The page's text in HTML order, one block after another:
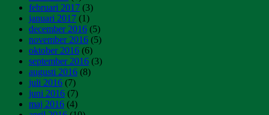
februari 2017 (3)
januari 2017 (1)
december 2016 (5)
november 2016 (5)
oktober 2016 (6)
september 2016 (3)
augusti 2016 (8)
juli 2016 (7)
juni 2016 (7)
maj 2016 (4)